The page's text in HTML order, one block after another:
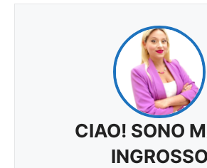
CIAO! SONO
INGROSSO